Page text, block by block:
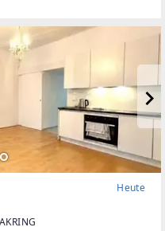
Heute